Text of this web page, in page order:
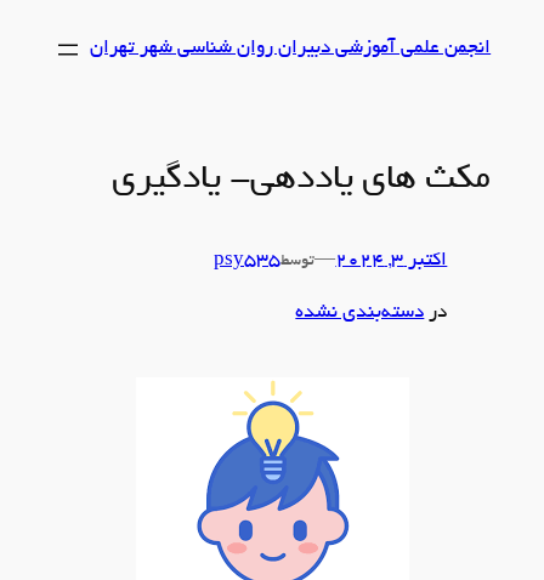
انجمن علمی آموزشی دبیران روان شناسی شهر تهران
مکث های یاددهی- یادگیری
اکتبر 3, 2024 —توسطpsy535
دردسته‌بندی نشده